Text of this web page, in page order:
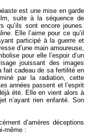
est une mise en garde
suite à la séquence de
qu’ils sont encore jeunes.
Elle l’aime pour ce qu’il
participé à la guerre et
d’une main amoureuse,
pour elle l’espoir d’un
jouissant des images
fait cadeau de sa fertilité en
par la radiation, cette
années passent et l’esprit
été. Elle en vient alors à
n’ayant rien enfanté. Son
d’amères déceptions
même :